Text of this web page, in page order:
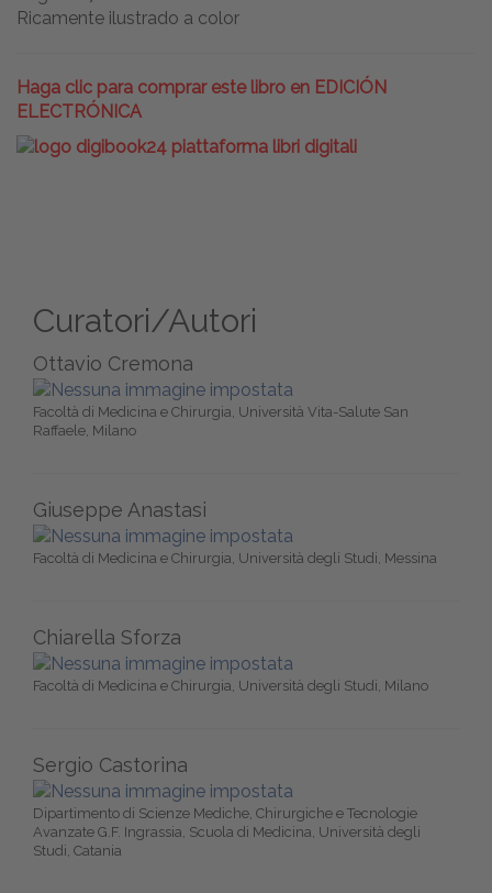
Ricamente ilustrado a color
Haga clic para comprar este libro en EDICIÓN
ELECTRÓNICA
Curatori/Autori
Ottavio Cremona
Facoltà di Medicina e Chirurgia, Università Vita-Salute San
Raffaele, Milano
Giuseppe Anastasi
Facoltà di Medicina e Chirurgia, Università degli Studi, Messina
Chiarella Sforza
Facoltà di Medicina e Chirurgia, Università degli Studi, Milano
Sergio Castorina
Dipartimento di Scienze Mediche, Chirurgiche e Tecnologie
Avanzate G.F. Ingrassia, Scuola di Medicina, Università degli
Studi, Catania